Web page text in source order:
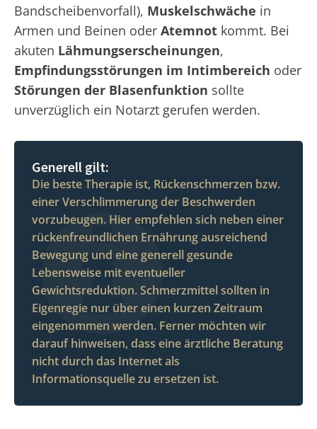
Bandscheibenvorfall), Muskelschwäche in
Armen und Beinen oder Atemnot kommt. Bei
akuten Lähmungserscheinungen,
Empfindungsstörungen im Intimbereich oder
Störungen der Blasenfunktion sollte
unverzüglich ein Notarzt gerufen werden.
Generell gilt:
Die beste Therapie ist, Rückenschmerzen bzw.
einer Verschlimmerung der Beschwerden
vorzubeugen. Hier empfehlen sich neben einer
rückenfreundlichen Ernährung ausreichend
Bewegung und eine generell gesunde
Lebensweise mit eventueller
Gewichtsreduktion. Schmerzmittel sollten in
Eigenregie nur über einen kurzen Zeitraum
eingenommen werden. Ferner möchten wir
darauf hinweisen, dass eine ärztliche Beratung
nicht durch das Internet als
Informationsquelle zu ersetzen ist.